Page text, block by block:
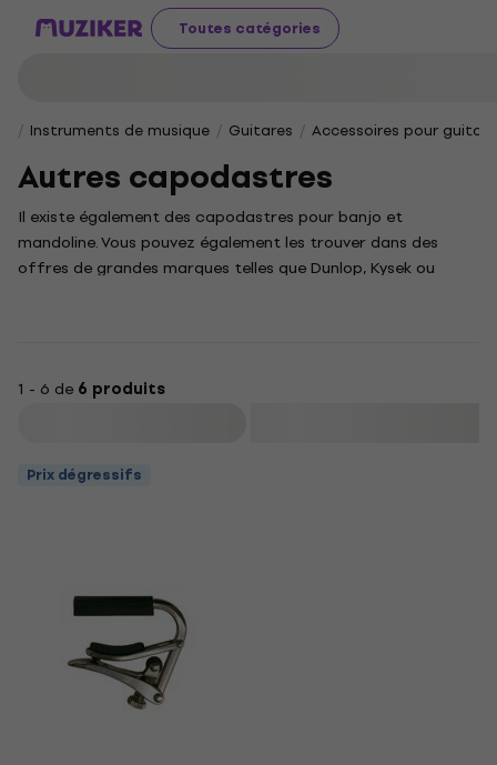
Toutes catégories
Instruments de musique Guitares Accessoires pour
Autres capodastres
Il existe également des capodastres pour banjo et
mandoline. Vous pouvez également les trouver dans des
offres de grandes marques telles que Dunlop, Kysek ou
1 - 6 de 6 produits
Prix dégressifs